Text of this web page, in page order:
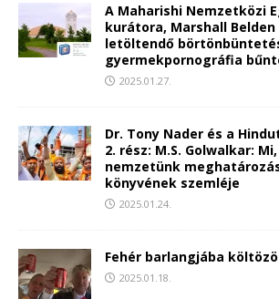
A Maharishi Nemzetközi
kurátora, Marshall
letöltendő
gyermekpornográfia
2025.01.27.
Dr. Tony Nader és a
2. rész: M.S. Golwalkar:
nemzetünk
könyvének szemléje
2025.01.24.
Fehér barlangjába
2025.01.18.